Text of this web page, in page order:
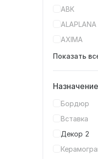
ABK
ALAPLANA
AXIMA
Показать
Назначение
Бордюр
Вставка
Декор 2